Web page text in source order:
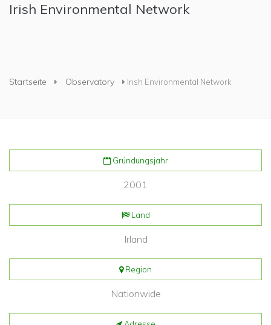
Irish Environmental Network
Startseite Observatory Irish Environmental Network
Gründungsjahr
2001
Land
Irland
Region
Nationwide